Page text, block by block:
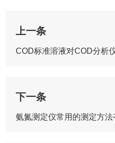
上一条
COD标准溶液对COD分析
下一条
氨氮测定仪常用的测定方法